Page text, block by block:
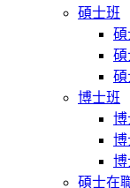
碩士班
碩
碩
碩
博士班
博
博
博
碩士在